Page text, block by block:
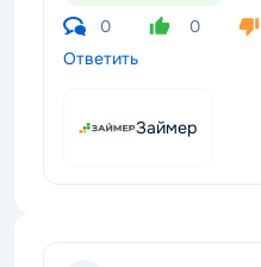
0 0
Ответить
Займер